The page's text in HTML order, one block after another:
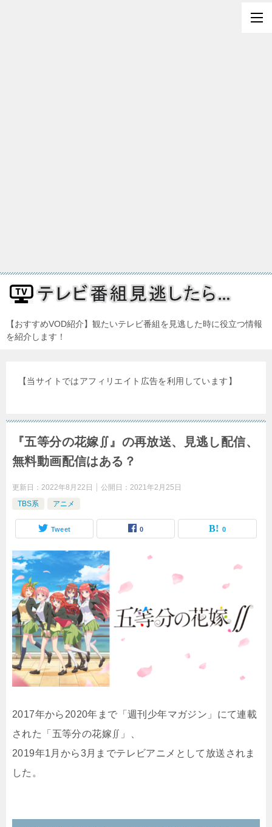
【おすすめVOD紹介】観たいテレビ番組を見逃した時に役立つ情報
を紹介します！
【当サイトではアフィリエイト広告を利用しています】
『五等分の花嫁∬』の再放送、見逃し配信、
無料動画配信はある？
更新日： 2022年8月22日 公開日： 2021年2月25日
TBS系
アニメ
Tweet 0 0
2017年から2020年まで「週刊少年マガジン」にて連載
された「五等分の花嫁∬」、
2019年1月から3月までテレビアニメとして放送されま
した。